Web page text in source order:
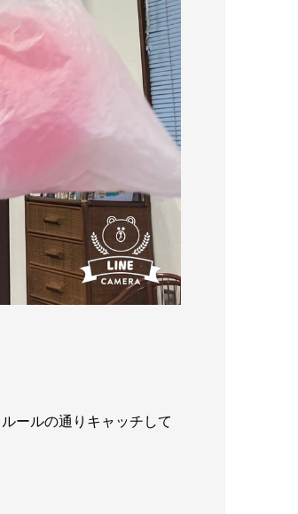
ールの通りキャッチして